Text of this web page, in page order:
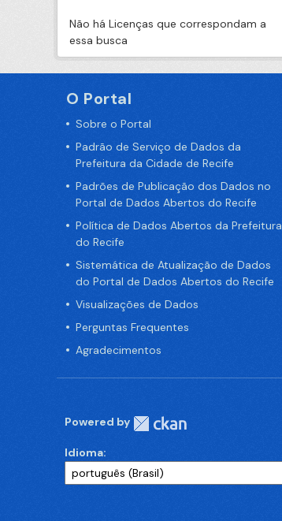
Não há Licenças que correspondam a
essa busca
O Portal
Sobre o Portal
Padrão de Serviço de Dados da
Prefeitura da Cidade de Recife
Padrões de Publicação dos Dados no
Portal de Dados Abertos do Recife
Política de Dados Abertos da Prefeitura
do Recife
Sistemática de Atualização de Dados
do Portal de Dados Abertos do Recife
Visualizações de Dados
Perguntas Frequentes
Agradecimentos
Powered by
Idioma